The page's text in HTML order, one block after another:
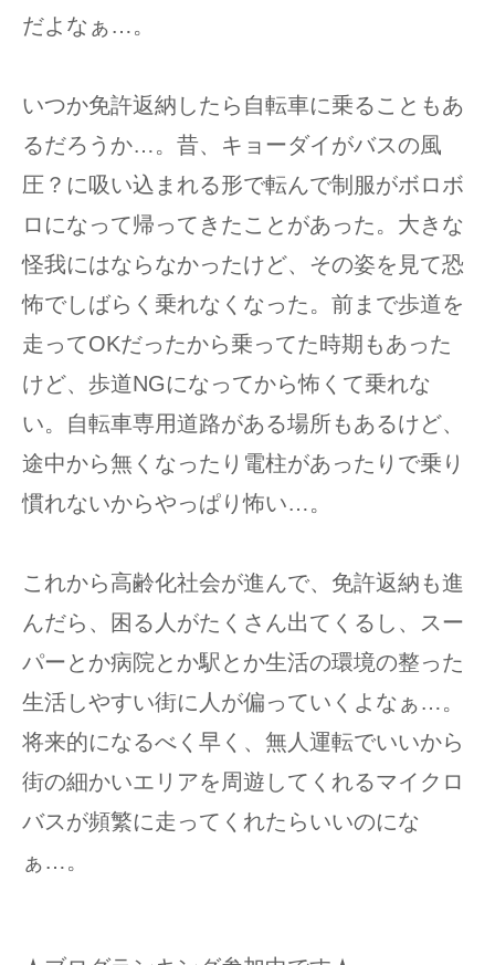
だよなぁ…。
いつか免許返納したら自転車に乗ることもあ
るだろうか…。昔、キョーダイがバスの風
圧？に吸い込まれる形で転んで制服がボロボ
ロになって帰ってきたことがあった。大きな
怪我にはならなかったけど、その姿を見て恐
怖でしばらく乗れなくなった。前まで歩道を
走ってOKだったから乗ってた時期もあった
けど、歩道NGになってから怖くて乗れな
い。自転車専用道路がある場所もあるけど、
途中から無くなったり電柱があったりで乗り
慣れないからやっぱり怖い…。
これから高齢化社会が進んで、免許返納も進
んだら、困る人がたくさん出てくるし、スー
パーとか病院とか駅とか生活の環境の整った
生活しやすい街に人が偏っていくよなぁ…。
将来的になるべく早く、無人運転でいいから
街の細かいエリアを周遊してくれるマイクロ
バスが頻繁に走ってくれたらいいのにな
ぁ…。